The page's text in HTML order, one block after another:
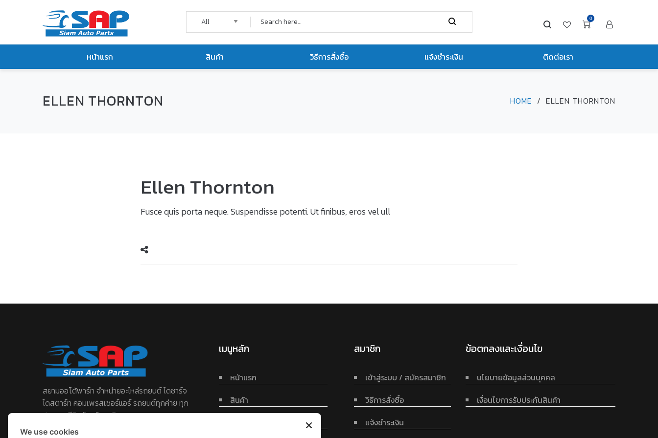
0
หน้าแรก สินค้า วิธีการสั่งซื้อ แจ้งชำระเงิน ติดต่อเรา
ELLEN THORNTON HOME / ELLEN THORNTON
Ellen Thornton
Fusce quis porta neque. Suspendisse potenti. Ut finibus, eros vel ull
สยามออโต้พาร์ท จําหน่ายอะไหล่รถยนต์ ไดชาร์จ
ไดสตาร์ท คอมเพรสเซอร์แอร์ รถยนต์ทุกค่าย ทุก
ประเภท มีสินค้าพร้อมบริการครบวงจร
เมนูหลัก
หน้าแรก
สินค้า
สมาชิก
เข้าสู่ระบบ / สมัครสมาชิก
วิธีการสั่งซื้อ
แจ้งชำระเงิน
ข้อตกลงและเงื่อนไข
นโยบายข้อมูลส่วนบุคคล
เงื่อนไขการรับประกันสินค้า
We use cookies